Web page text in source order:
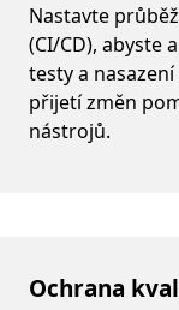
Nastavte
(CI/CD), abyste
testy a
přijetí změn
nástrojů.
Ochrana